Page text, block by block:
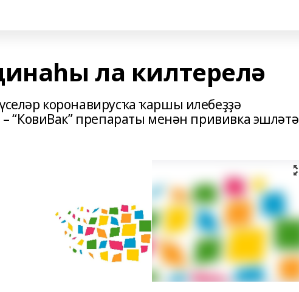
ла килтерелә
коронавирусҡа ҡаршы илебеҙҙә
“КовиВак” препараты менән прививка эшләтә